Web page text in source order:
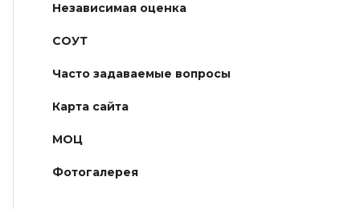
Независимая оценка
СОУТ
Часто задаваемые вопросы
Карта сайта
МОЦ
Фотогалерея